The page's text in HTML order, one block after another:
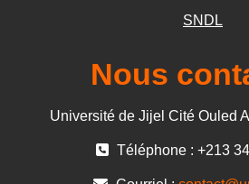
SNDL
Nous
Université de Jijel Cité Ouled
Téléphone : +213